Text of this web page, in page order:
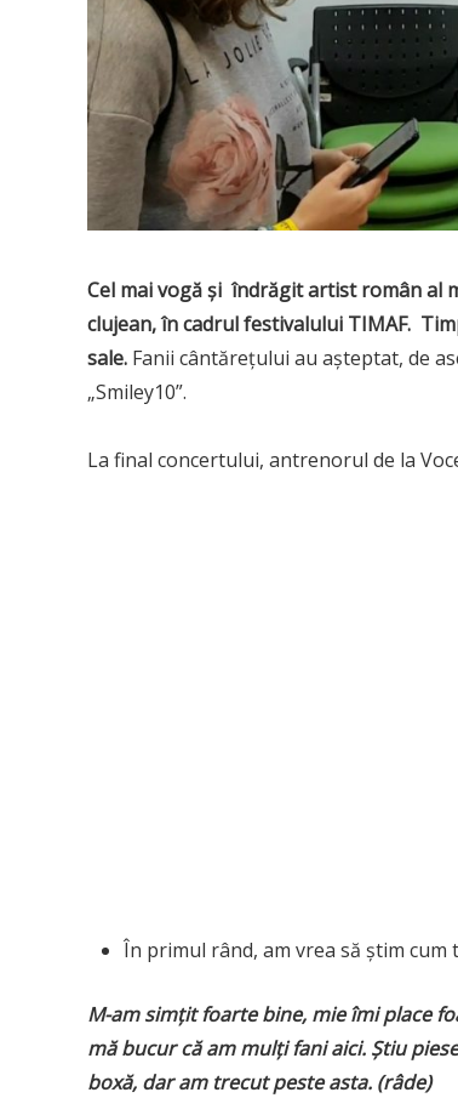
Cel mai vogă și îndrăgit artist român al
clujean, în cadrul festivalului TIMAF.
sale. Fanii cântăreţului au aşteptat, de
„Smiley10”.
La final concertului, antrenorul de la
În primul rând, am vrea să știm cum
M-am simțit foarte bine, mie îmi place
mă bucur că am mulți fani aici. Știu
boxă, dar am trecut peste asta. (râde)